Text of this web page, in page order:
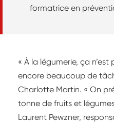
formatrice en
« À la légumerie, ça
encore beaucoup de
Charlotte Martin. « On
tonne de fruits et
Laurent Pewzner,